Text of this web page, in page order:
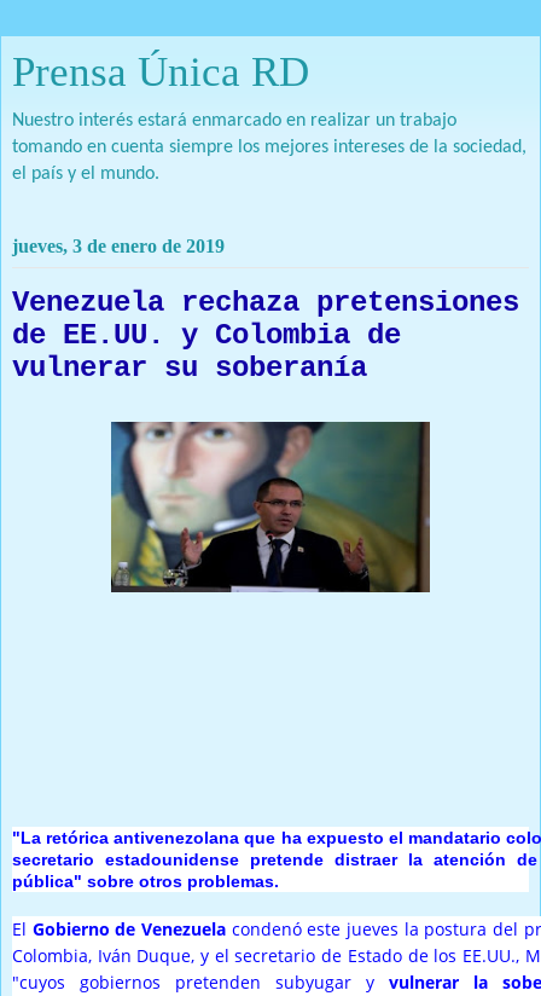
Prensa Única RD
Nuestro interés estará enmarcado en realizar un trabajo
tomando en cuenta siempre los mejores intereses de la sociedad,
el país y el mundo.
jueves, 3 de enero de 2019
Venezuela rechaza pretensiones
de EE.UU. y Colombia de
vulnerar su soberanía
"La retórica antivenezolana que ha expuesto el mandatario
secretario estadounidense pretende distraer la atención
pública" sobre otros problemas.
El Gobierno de Venezuela condenó este jueves la postura del
Colombia, Iván Duque, y el secretario de Estado de los EE.UU.,
"cuyos gobiernos pretenden subyugar yvulnerar la